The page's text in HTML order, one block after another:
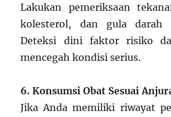
Lakukan pemeriksaan
kolesterol, dan gula darah
Deteksi dini faktor risiko
mencegah kondisi serius.
6. Konsumsi Obat Sesuai
Jika Anda memiliki riwayat